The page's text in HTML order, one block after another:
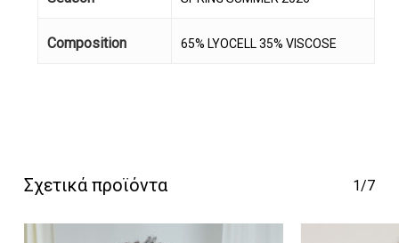
Composition 65% LYOCELL 35% VISCOSE
Σχετικά προϊόντα 1/7